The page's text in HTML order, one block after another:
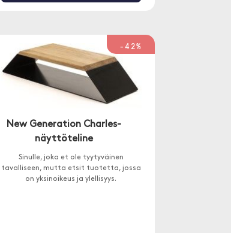
-42%
New Generation Charles-
näyttöteline
Sinulle, joka et ole tyytyväinen
tavalliseen, mutta etsit tuotetta, jossa
on yksinoikeus ja ylellisyys.